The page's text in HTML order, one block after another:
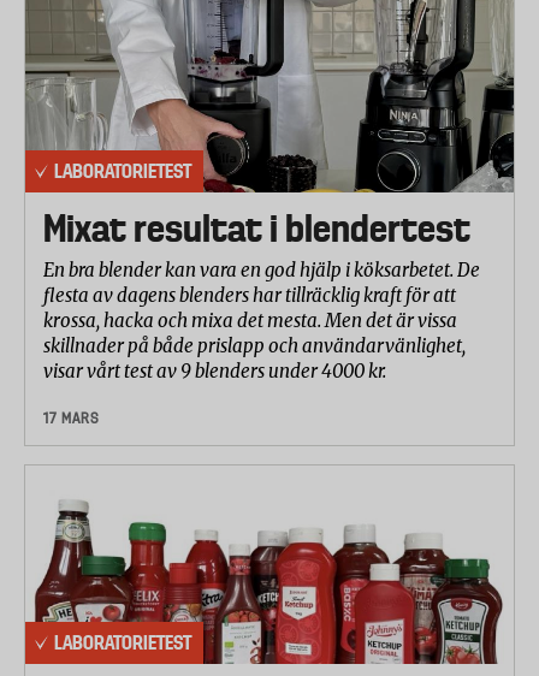
LABORATORIETEST
Mixat resultat i blendertest
En bra blender kan vara en god hjälp i köksarbetet. De
flesta av dagens blenders har tillräcklig kraft för att
krossa, hacka och mixa det mesta. Men det är vissa
skillnader på både prislapp och användarvänlighet,
visar vårt test av 9 blenders under 4000 kr.
17 MARS
LABORATORIETEST